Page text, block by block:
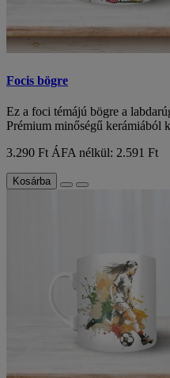
Focis bögre
Ez a foci témájú bögre a
Prémium minőségű kerámiából
3.290 Ft ÁFA nélkül: 2.591 Ft
Kosárba